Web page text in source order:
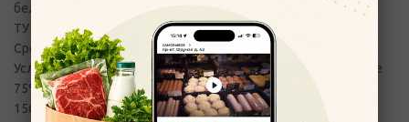
белок 17,0, жиры 15 калорийность 207/867 ккал/кДж
ТУ 10.13.14-327-37676459-2025
Срок годности изделия в сутках: 45
Условия хранения: при t от 2 до +6 и отн. Влажности не выше
75%
156022, Россия, г. Кострома, ул. Борьбы д 75